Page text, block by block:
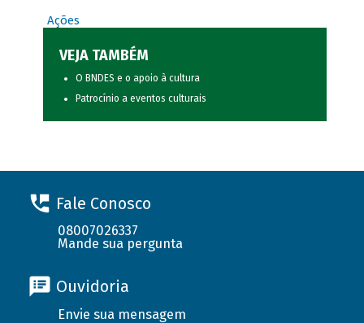
Ações
VEJA TAMBÉM
O BNDES e o apoio à cultura
Patrocínio a eventos culturais
Fale Conosco
08007026337
Mande sua pergunta
Ouvidoria
Envie sua mensagem